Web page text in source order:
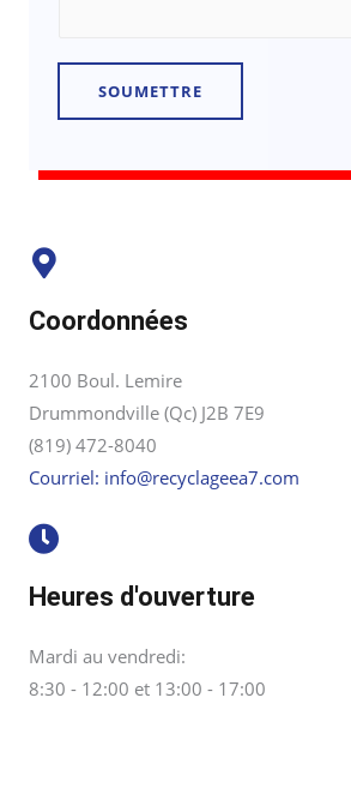
SOUMETTRE
Coordonnées
2100 Boul. Lemire
Drummondville (Qc) J2B 7E9
(819) 472-8040
Courriel: info@recyclageea7.com
Heures d'ouverture
Mardi au vendredi:
8:30 - 12:00 et 13:00 - 17:00